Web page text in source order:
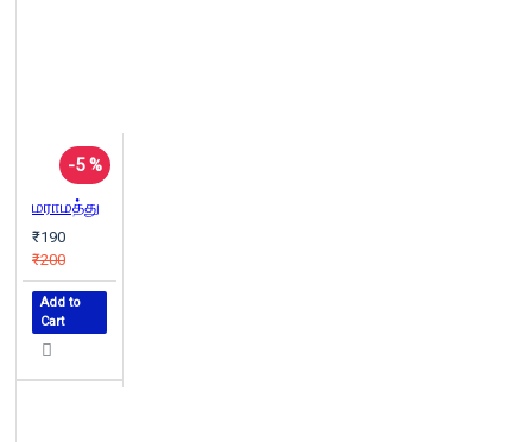
-5 %
மராமத்து
₹190
₹200
Add to
Cart